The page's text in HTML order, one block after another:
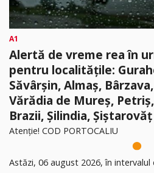
A1
Alertă de vreme rea în
pentru localitățile:
Săvârșin, Almaș,
Vărădia de Mureș,
Brazii, Șilindia, Șiștarovăț
Atenție! COD PORTOCALIU
Astăzi, 06 august 2026, în intervalul